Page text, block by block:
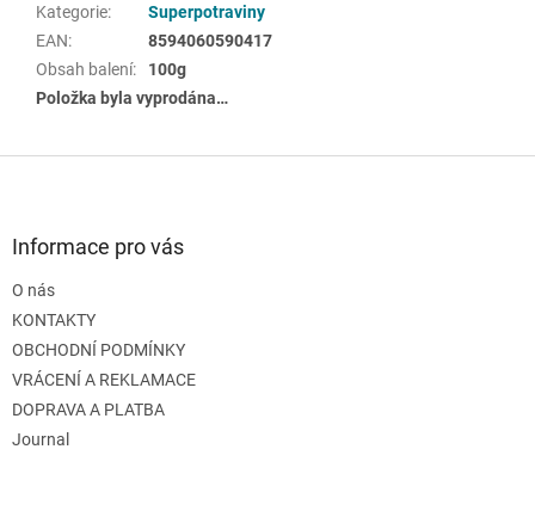
Kategorie:
Superpotraviny
EAN:
8594060590417
Obsah balení:
100g
Položka byla vyprodána…
Informace pro vás
O nás
KONTAKTY
OBCHODNÍ PODMÍNKY
VRÁCENÍ A REKLAMACE
DOPRAVA A PLATBA
Journal